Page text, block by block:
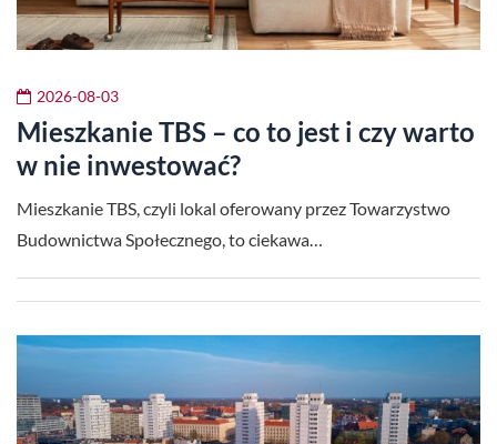
2026-08-03
Mieszkanie TBS – co to jest i czy warto
w nie inwestować?
Mieszkanie TBS, czyli lokal oferowany przez Towarzystwo
Budownictwa Społecznego, to ciekawa…